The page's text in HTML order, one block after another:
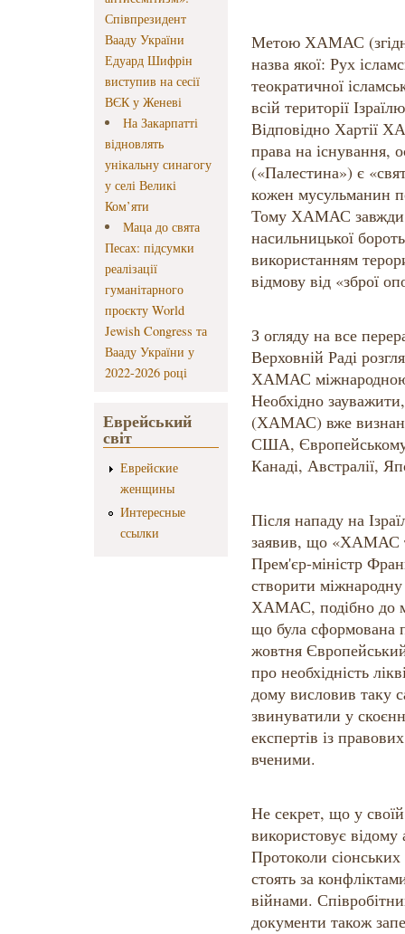
Співпрезидент
Вааду України
Едуард Шифрін
виступив на сесії
ВЄК у Женеві
На Закарпатті
відновлять
унікальну синагогу
у селі Великі
Ком’яти
Маца до свята
Песах: підсумки
реалізації
гуманітарного
проєкту World
Jewish Congress та
Вааду України у
2022-2026 році
Еврейський
світ
Еврейские
женщины
Интересные
ссылки
Метою ХАМАС (згідно
назва якої: Рух
теократичної
всій території
Відповідно Хартії
права на існування,
(«Палестина») є
кожен мусульманин
Тому ХАМАС завжди
насильницької
використанням
відмову від «зброї
З огляду на все
Верховній Раді
ХАМАС міжнародною
Необхідно
(ХАМАС) вже
США, Європейському
Канаді, Австралії,
Після нападу на
заявив, що «ХАМАС
Прем'єр-міністр
створити
ХАМАС, подібно до
що була сформована
жовтня
про необхідність
дому висловив
звинуватили у
експертів із
вченими.
Не секрет, що у
використовує
Протоколи
стоять за
війнами.
документи також